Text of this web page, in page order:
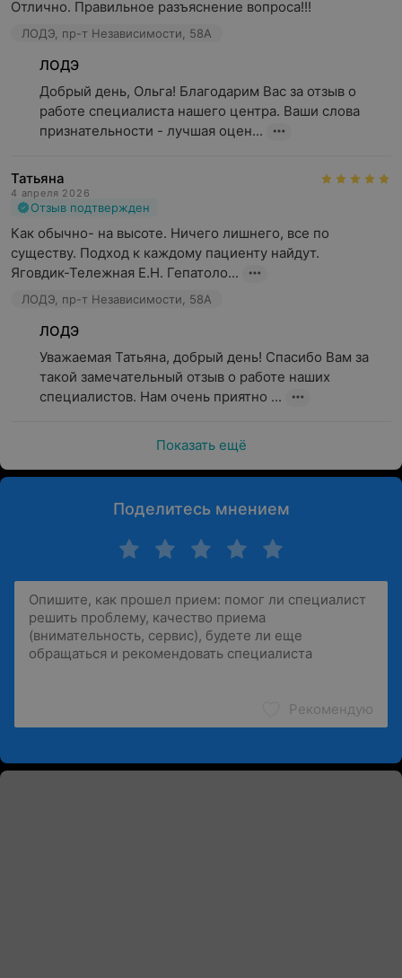
Отлично. Правильное разъяснение вопроса!!!
ЛОДЭ, пр-т Независимости, 58А
ЛОДЭ
Добрый день, Ольга! Благодарим Вас за отзыв о
работе специалиста нашего центра. Ваши слова
признательности - лучшая оцен...
Татьяна
4 апреля 2026
Отзыв подтвержден
Как обычно- на высоте. Ничего лишнего, все по
существу. Подход к каждому пациенту найдут.
Яговдик-Тележная Е.Н. Гепатоло...
ЛОДЭ, пр-т Независимости, 58А
ЛОДЭ
Уважаемая Татьяна, добрый день! Спасибо Вам за
такой замечательный отзыв о работе наших
специалистов. Нам очень приятно ...
Показать ещё
Поделитесь мнением
Рекомендую